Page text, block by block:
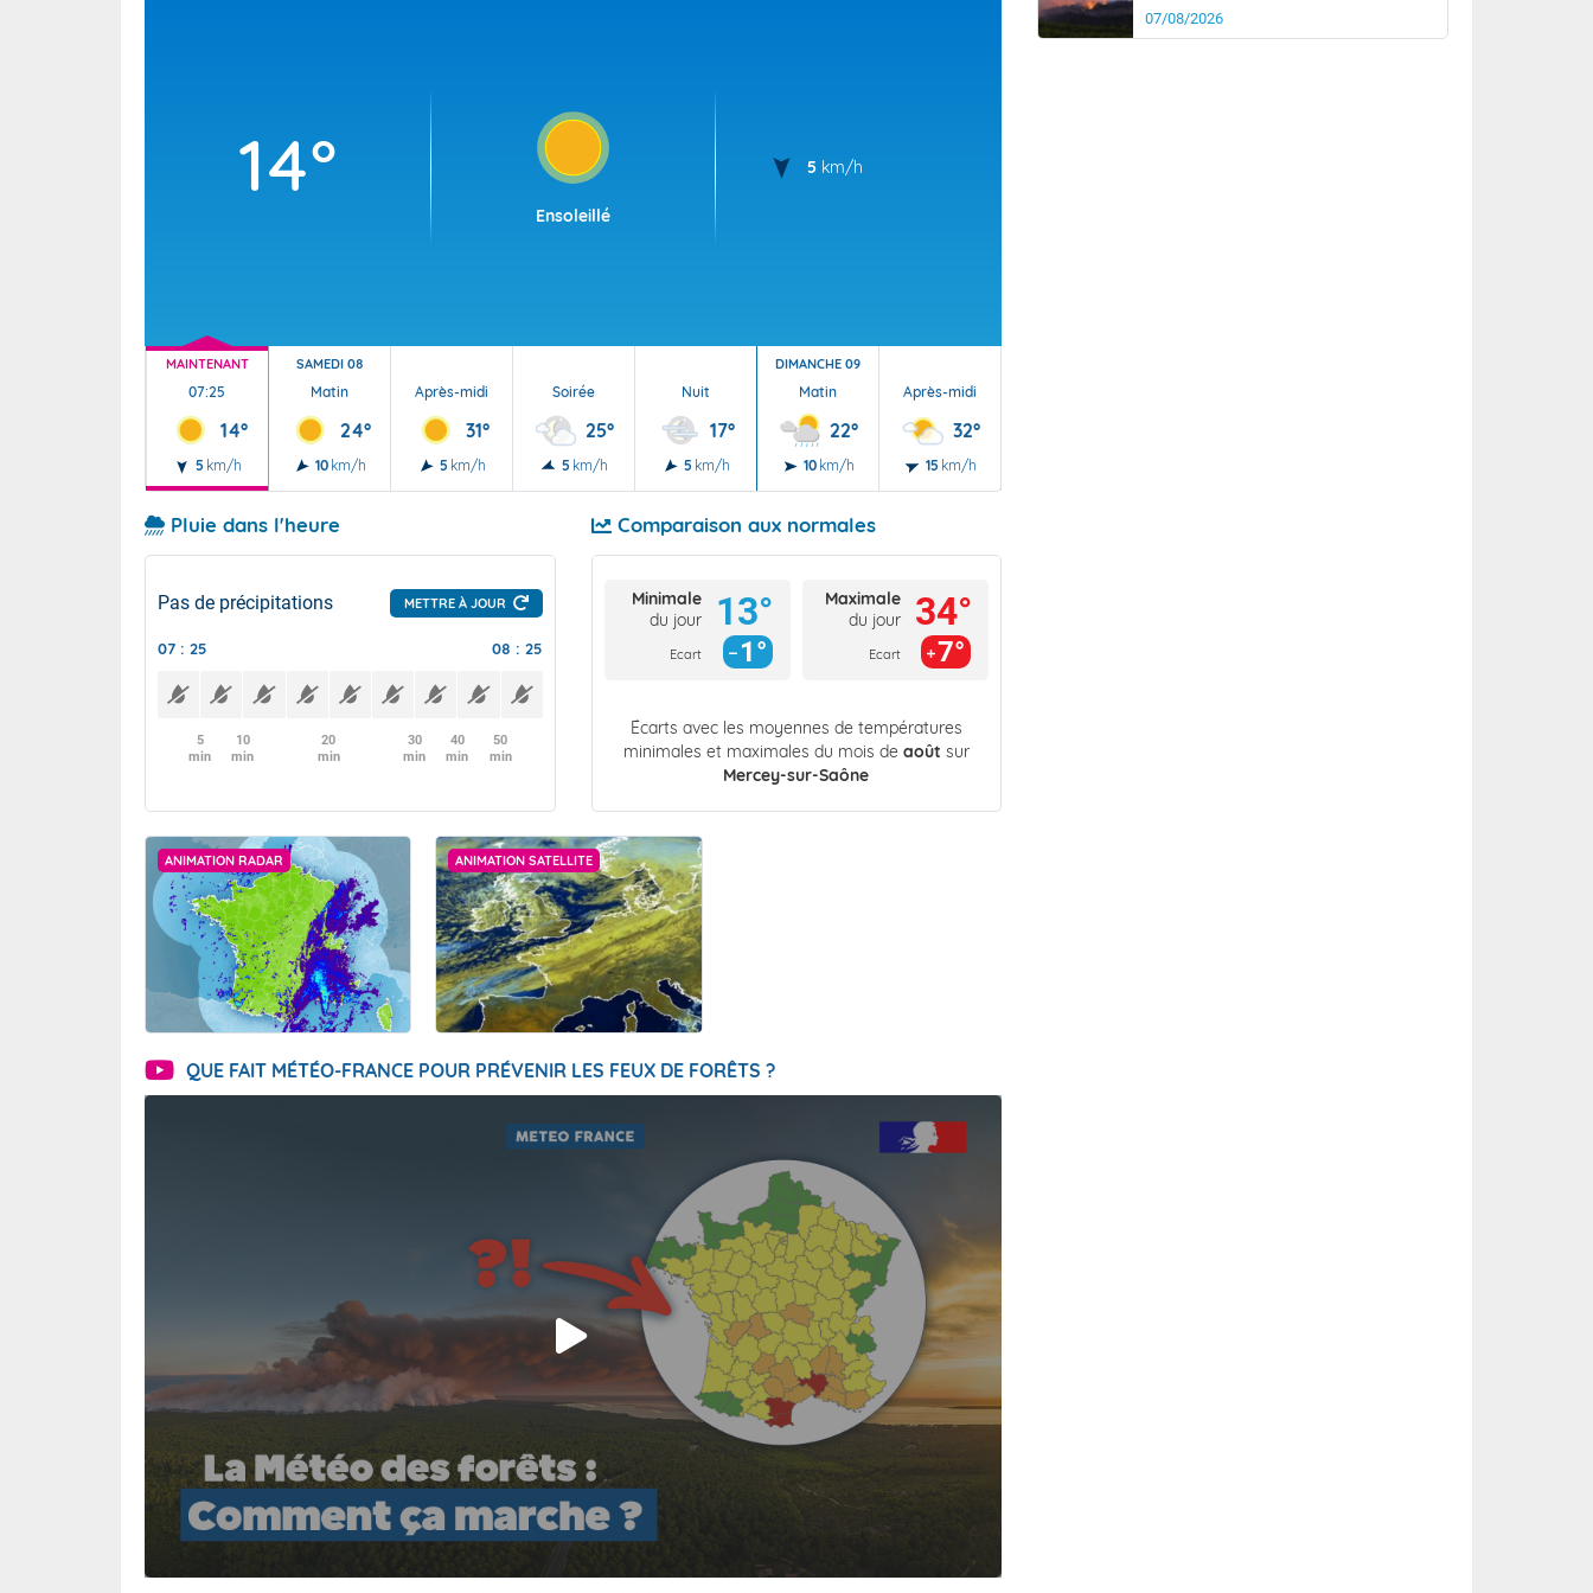
14°
Ensoleillé
5 km/h
MAINTENANT
07:25
14°
5 km/h
SAMEDI 08
Matin
24°
10 km/h
Après-midi
31°
5 km/h
Soirée
25°
5 km/h
Nuit
17°
5 km/h
DIMANCHE 09
Matin
22°
10 km/h
Après-midi
32°
15 km/h
Pluie dans l'heure
Pas de précipitations METTRE À JOUR
07 : 25 08 : 25
5
min
10
min
20
min
30
min
40
min
50
min
Comparaison aux normales
Minimale
du jour
Ecart
13°
1°
Maximale
du jour
Ecart
34°
7°
Écarts avec les moyennes de températures
minimales et maximales du mois de août sur
Mercey-sur-Saône
ANIMATION RADAR ANIMATION SATELLITE
QUE FAIT MÉTÉO-FRANCE POUR PRÉVENIR LES FEUX DE FORÊTS ?
07/08/2026